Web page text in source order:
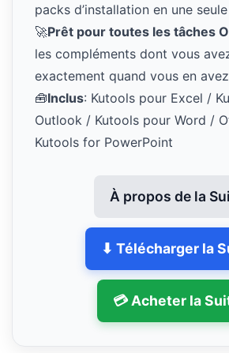
packs d’installation en une
🚀Prêt pour toutes les tâches
les compléments dont vous
exactement quand vous en
🧰Inclus: Kutools pour Excel /
Outlook / Kutools pour Word /
Kutools for PowerPoint
À propos de la
⬇ Télécharger la
💳 Acheter la